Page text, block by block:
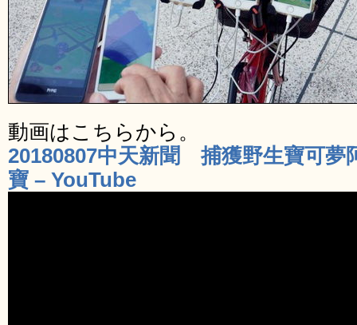
動画はこちらから。
20180807中天新聞 捕獲野生寶可
寶 – YouTube